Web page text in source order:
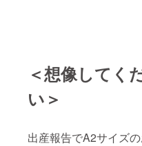
＜想像してく
い＞
出産報告でA2サイズ